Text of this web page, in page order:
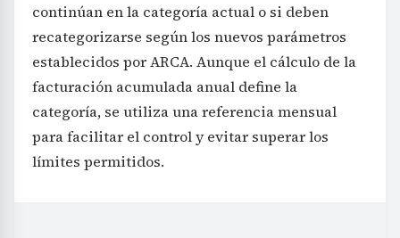
continúan en la categoría actual o si deben
recategorizarse según los nuevos parámetros
establecidos por ARCA. Aunque el cálculo de la
facturación acumulada anual define la
categoría, se utiliza una referencia mensual
para facilitar el control y evitar superar los
límites permitidos.